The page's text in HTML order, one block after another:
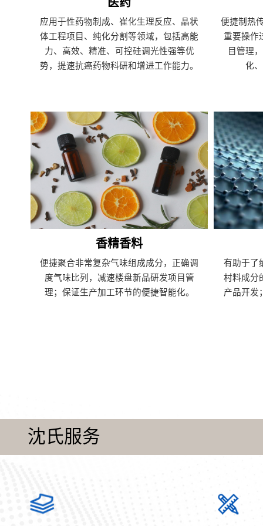
应用于性药物制成、崔化生理反应、晶状
体工程项目、纯化分割等领域，包括高能
力、高效、精准、可控硅调光性强等优
势，提速抗癌药物科研和增进工作能力。
便捷制热
重要操作
目管理
化
香精香料
便捷聚合非常复杂气味组成成分，正确调
度气味比列，减速楼盘新品研发项目管
理；保证生产加工环节的便捷智能化。
有助于了
村料成分
产品开发
沈氏服务